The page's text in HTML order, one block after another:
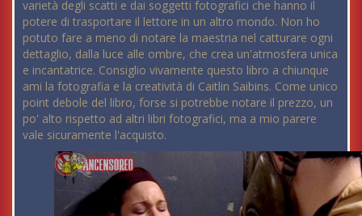
varietà degli scatti e dai soggetti fotografici che hanno il
potere di trasportare il lettore in un altro mondo. Non ho
potuto fare a meno di notare la maestria nel catturare ogni
dettaglio, dalla luce alle ombre, che crea un'atmosfera unica
e incantatrice. Consiglio vivamente questo libro a chiunque
ami la fotografia e la creatività di Caitlin Saibins. Come unico
point debole del libro, forse si potrebbe notare il prezzo, un
po' alto rispetto ad altri libri fotografici, ma a mio parere
vale sicuramente l'acquisto.